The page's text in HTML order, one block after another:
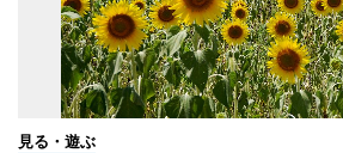
見る・遊ぶ